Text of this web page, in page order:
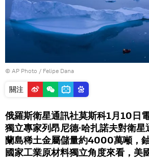
© AP Photo / Felipe Dana
關注
俄羅斯衛星通訊社莫斯科1月10日
獨立專家列昂尼德∙哈扎諾夫對衛
蘭島稀土金屬儲量約4000萬噸，
國家工業原材料獨立角度來看，美